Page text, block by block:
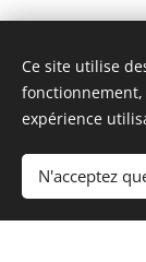
Unione Superiori
Ce site utilise
expérience
N'acceptez